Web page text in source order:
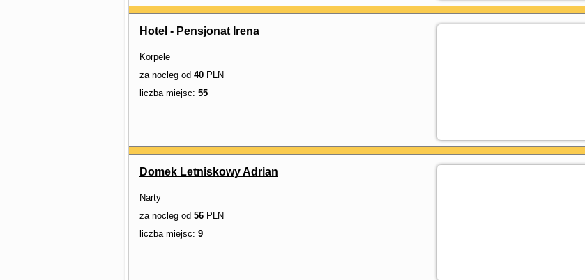
Hotel - Pensjonat Irena
Korpele
za nocleg od 40PLN
liczba miejsc: 55
Domek Letniskowy Adrian
Narty
za nocleg od 56PLN
liczba miejsc: 9